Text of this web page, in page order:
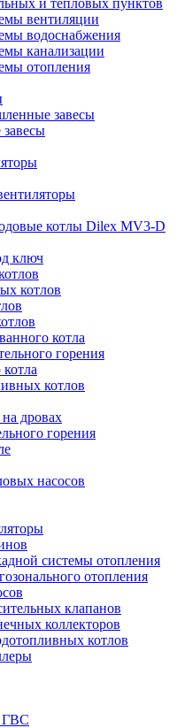
и тепловых пунктов
вентиляции
водоснабжения
канализации
отопления
завесы
котлы Dilex MV3-D
ключ
котлов
котла
горения
котлов
дровах
горения
насосов
системы отопления
отопления
клапанов
коллекторов
котлов
ГВС